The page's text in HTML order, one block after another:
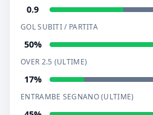
0.9
GOL SUBITI / PARTITA
50%
OVER 2.5 (ULTIME)
17%
ENTRAMBE SEGNANO (ULTIME)